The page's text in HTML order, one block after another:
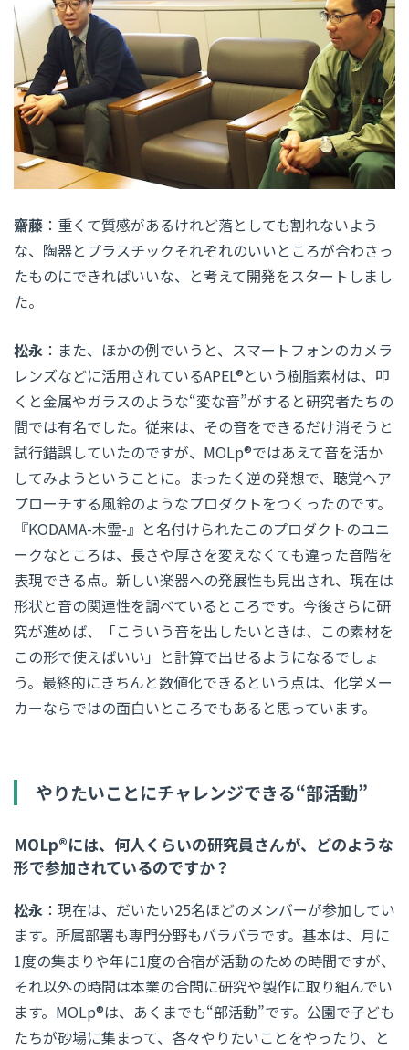
齋藤 ：重くて質感があるけれど落としても割れないよう
な、陶器とプラスチックそれぞれのいいところが合わさっ
たものにできればいいな、と考えて開発をスタートしまし
た。
松永 ：また、ほかの例でいうと、スマートフォンのカメラ
レンズなどに活用されているAPEL®という樹脂素材は、叩
くと金属やガラスのような“変な音”がすると研究者たちの
間では有名でした。従来は、その音をできるだけ消そうと
試行錯誤していたのですが、MOLp®ではあえて音を活か
してみようということに。まったく逆の発想で、聴覚へア
プローチする風鈴のようなプロダクトをつくったのです。
『KODAMA-木霊-』と名付けられたこのプロダクトのユニ
ークなところは、長さや厚さを変えなくても違った音階を
表現できる点。新しい楽器への発展性も見出され、現在は
形状と音の関連性を調べているところです。今後さらに研
究が進めば、「こういう音を出したいときは、この素材を
この形で使えばいい」と計算で出せるようになるでしょ
う。最終的にきちんと数値化できるという点は、化学メー
カーならではの面白いところでもあると思っています。
やりたいことにチャレンジできる“部活動”
MOLp®には、何人くらいの研究員さんが、どのような
形で参加されているのですか？
松永 ：現在は、だいたい25名ほどのメンバーが参加してい
ます。所属部署も専門分野もバラバラです。基本は、月に
1度の集まりや年に1度の合宿が活動のための時間ですが、
それ以外の時間は本業の合間に研究や製作に取り組んでい
ます。MOLp®は、あくまでも“部活動”です。公園で子ども
たちが砂場に集まって、各々やりたいことをやったり、と